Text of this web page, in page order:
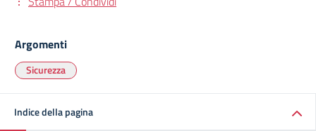
Argomenti
Sicurezza
Indice della pagina